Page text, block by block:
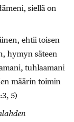
siellä on
ehtii toisen
hymyn säteen
tuhlaamani
määrin toimin
5)